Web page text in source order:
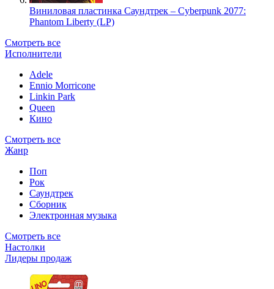
Виниловая пластинка Саундтрек – Cyberpunk 2077:
Phantom Liberty (LP)
Смотреть все
Исполнители
Adele
Ennio Morricone
Linkin Park
Queen
Кино
Смотреть все
Жанр
Поп
Рок
Саундтрек
Сборник
Электронная музыка
Смотреть все
Настолки
Лидеры продаж